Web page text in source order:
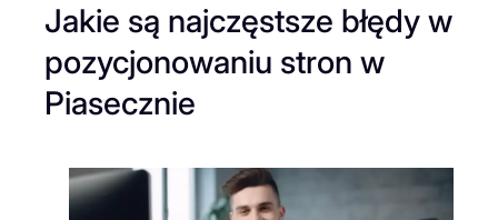
Jakie są najczęstsze błędy w
pozycjonowaniu stron w
Piasecznie